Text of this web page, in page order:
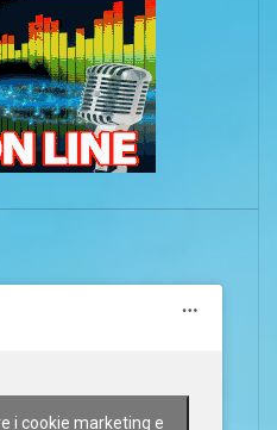
i cookie marketing e